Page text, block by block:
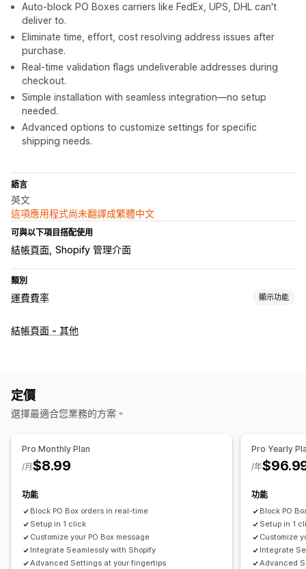
Auto-block PO Boxes carriers like FedEx, UPS, DHL can't
deliver to.
Eliminate time, effort, cost resolving address issues after
purchase.
Real-time validation flags undeliverable addresses during
checkout.
Simple installation with seamless integration—no setup
needed.
Advanced options to customize settings for specific
shipping needs.
語言
英文
這項應用程式尚未翻譯成繁體中文
可與以下項目搭配使用
結帳頁面 Shopify 管理介面
類別
運費費率 顯示功能
計費
自訂
隱藏費用
重新排列費用
結帳頁面 - 其他
定價
選擇最適合您業務的方案。
Pro Monthly Plan
$8.99
/月
功能
Block PO Box orders in real-time
Setup in 1 click
Customize your PO Box message
Integrate Seamlessly with Shopify
Advanced Settings at your fingertips
Pro Yearly
/年
功能
Block PO
Setup in 1
Customize
Integrate
Advanced